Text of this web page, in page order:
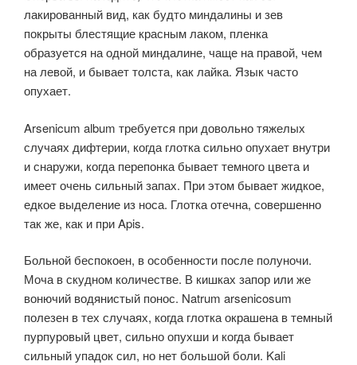
лакированный вид, как будто миндалины и зев
покрыты блестящие красным лаком, пленка
образуется на одной миндалине, чаще на правой, чем
на левой, и бывает толста, как лайка. Язык часто
опухает.
Arsenicum album требуется при довольно тяжелых
случаях дифтерии, когда глотка сильно опухает внутри
и снаружи, когда перепонка бывает темного цвета и
имеет очень сильный запах. При этом бывает жидкое,
едкое выделение из носа. Глотка отечна, совершенно
так же, как и при Apis.
Больной беспокоен, в особенности после полуночи.
Моча в скудном количестве. В кишках запор или же
вонючий водянистый понос. Natrum arsenicosum
полезен в тех случаях, когда глотка окрашена в темный
пурпуровый цвет, сильно опухши и когда бывает
сильный упадок сил, но нет большой боли. Kali